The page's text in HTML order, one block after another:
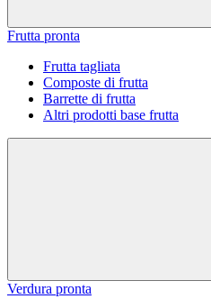
Frutta pronta
Frutta tagliata
Composte di frutta
Barrette di frutta
Altri prodotti base frutta
Verdura pronta